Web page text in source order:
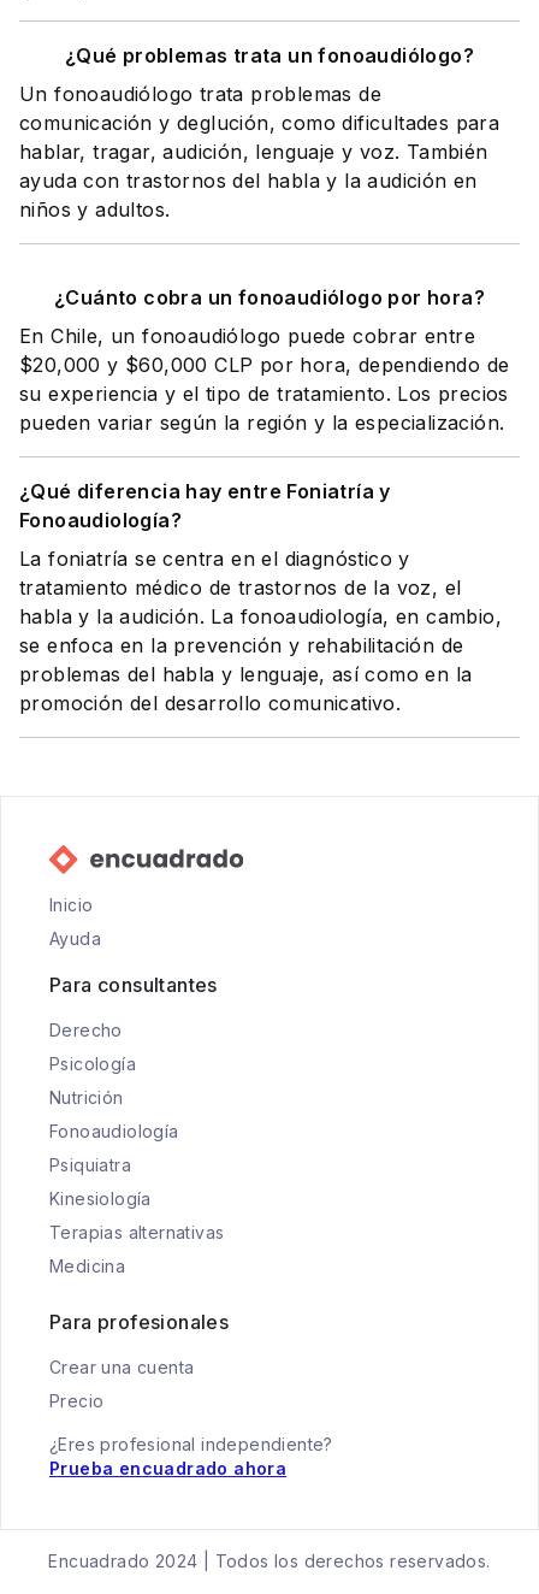
¿Qué problemas trata un fonoaudiólogo?
Un fonoaudiólogo trata problemas de
comunicación y deglución, como dificultades para
hablar, tragar, audición, lenguaje y voz. También
ayuda con trastornos del habla y la audición en
niños y adultos.
¿Cuánto cobra un fonoaudiólogo por hora?
En Chile, un fonoaudiólogo puede cobrar entre
$20,000 y $60,000 CLP por hora, dependiendo de
su experiencia y el tipo de tratamiento. Los precios
pueden variar según la región y la especialización.
¿Qué diferencia hay entre Foniatría y
Fonoaudiología?
La foniatría se centra en el diagnóstico y
tratamiento médico de trastornos de la voz, el
habla y la audición. La fonoaudiología, en cambio,
se enfoca en la prevención y rehabilitación de
problemas del habla y lenguaje, así como en la
promoción del desarrollo comunicativo.
Inicio
Ayuda
Para consultantes
Derecho
Psicología
Nutrición
Fonoaudiología
Psiquiatra
Kinesiología
Terapias alternativas
Medicina
Para profesionales
Crear una cuenta
Precio
¿Eres profesional independiente?
Prueba encuadrado ahora
Encuadrado 2024 | Todos los derechos reservados.